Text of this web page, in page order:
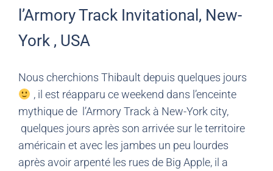
l’Armory Track Invitational, New-
York , USA
Nous cherchions Thibault depuis quelques jours
, il est réapparu ce weekend dans l’enceinte
mythique de l’Armory Track à New-York city,
quelques jours après son arrivée sur le territoire
américain et avec les jambes un peu lourdes
après avoir arpenté les rues de Big Apple, il a